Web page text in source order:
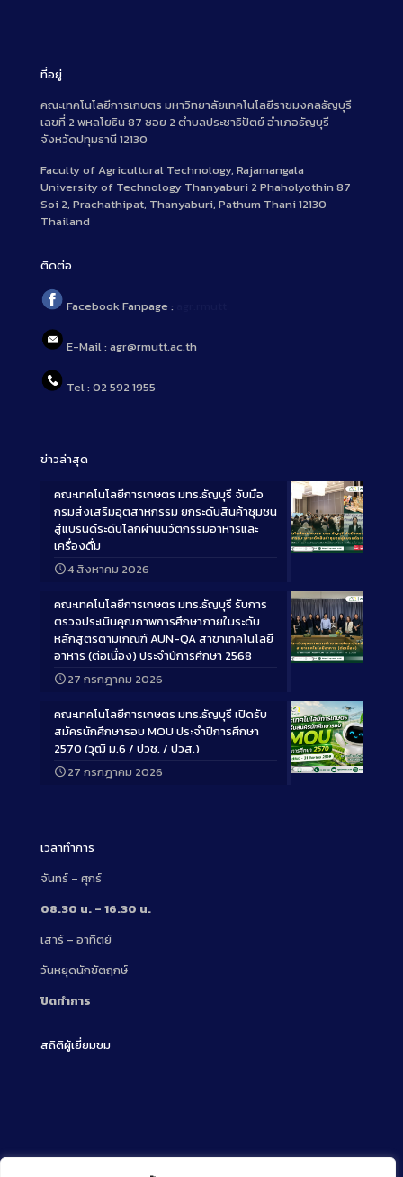
ที่อยู่
คณะเทคโนโลยีการเกษตร มหาวิทยาลัยเทคโนโลยีราชมงคลธัญบุรี
เลขที่ 2 พหลโยธิน 87 ซอย 2 ตำบลประชาธิปัตย์ อำเภอธัญบุรี
จังหวัดปทุมธานี 12130
Faculty of Agricultural Technology, Rajamangala
University of Technology Thanyaburi 2 Phaholyothin 87
Soi 2, Prachathipat, Thanyaburi, Pathum Thani 12130
Thailand
ติดต่อ
Facebook Fanpage :
E-Mail : agr@rmutt.ac.th
Tel : 02 592 1955
ข่าวล่าสุด
Long
คณะเทคโนโลยีการเกษตร มทร.ธัญบุรี จับมือ
กรมส่งเสริมอุตสาหกรรม ยกระดับสินค้าชุมชน
สู่แบรนด์ระดับโลกผ่านนวัตกรรมอาหารและ
เครื่องดื่ม
4 สิงหาคม 2026
Long
คณะเทคโนโลยีการเกษตร มทร.ธัญบุรี รับการ
ตรวจประเมินคุณภาพการศึกษาภายในระดับ
หลักสูตรตามเกณฑ์ AUN-QA สาขาเทคโนโลยี
อาหาร (ต่อเนื่อง) ประจำปีการศึกษา 2568
27 กรกฎาคม 2026
Long
คณะเทคโนโลยีการเกษตร มทร.ธัญบุรี เปิดรับ
สมัครนักศึกษารอบ MOU ประจำปีการศึกษา
2570 (วุฒิ ม.6 / ปวช. / ปวส.)
27 กรกฎาคม 2026
เวลาทำการ
จันทร์ – ศุกร์
08.30 น. – 16.30 น.
เสาร์ – อาทิตย์
วันหยุดนักขัตฤกษ์
ปิดทำการ
สถิติผู้เยี่ยมชม